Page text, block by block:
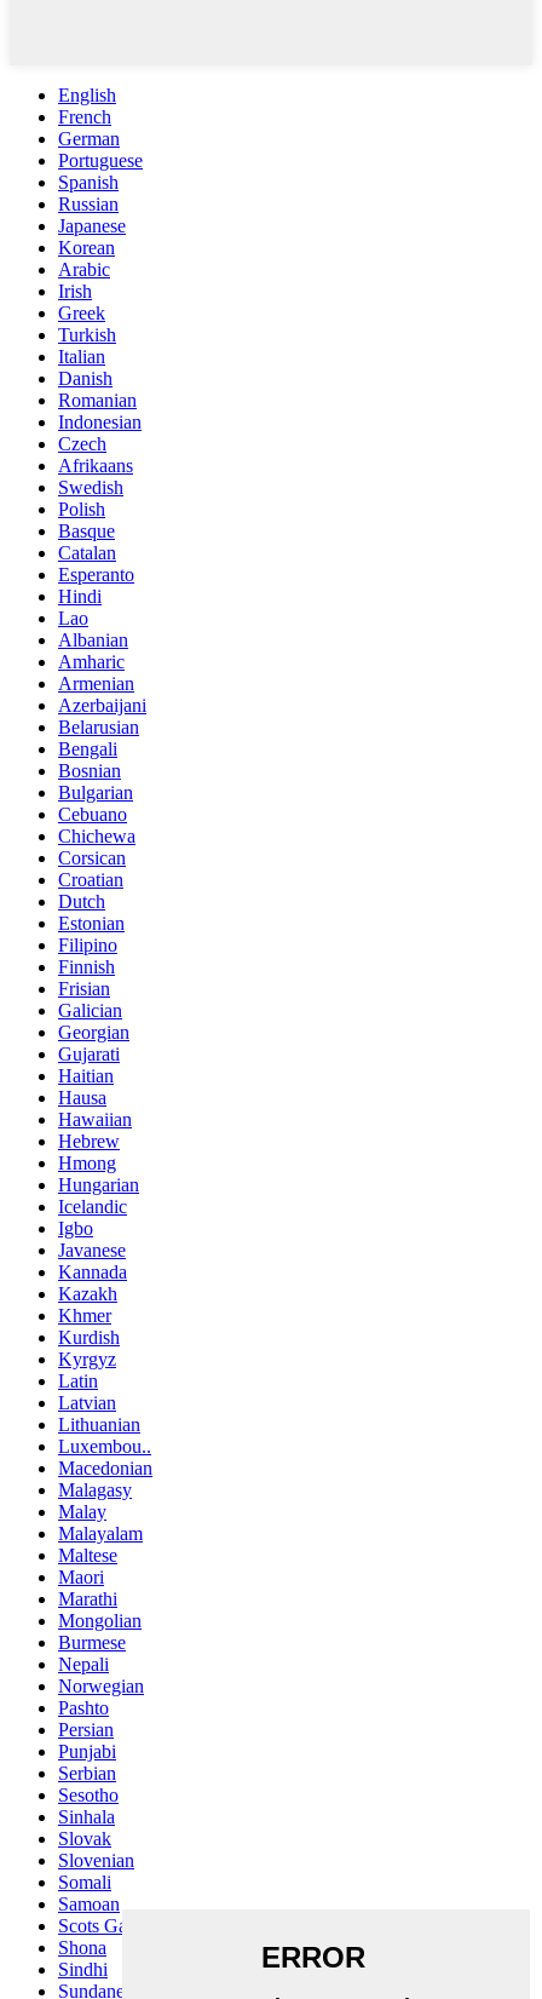
English
French
German
Portuguese
Spanish
Russian
Japanese
Korean
Arabic
Irish
Greek
Turkish
Italian
Danish
Romanian
Indonesian
Czech
Afrikaans
Swedish
Polish
Basque
Catalan
Esperanto
Hindi
Lao
Albanian
Amharic
Armenian
Azerbaijani
Belarusian
Bengali
Bosnian
Bulgarian
Cebuano
Chichewa
Corsican
Croatian
Dutch
Estonian
Filipino
Finnish
Frisian
Galician
Georgian
Gujarati
Haitian
Hausa
Hawaiian
Hebrew
Hmong
Hungarian
Icelandic
Igbo
Javanese
Kannada
Kazakh
Khmer
Kurdish
Kyrgyz
Latin
Latvian
Lithuanian
Luxembou..
Macedonian
Malagasy
Malay
Malayalam
Maltese
Maori
Marathi
Mongolian
Burmese
Nepali
Norwegian
Pashto
Persian
Punjabi
Serbian
Sesotho
Sinhala
Slovak
Slovenian
Somali
Samoan
Scots Gaelic
Shona
Sindhi
Sundanese